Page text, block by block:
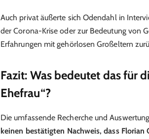
Auch privat äußerte sich Odendahl in
der Corona-Krise oder zur Bedeutung von
Erfahrungen mit gehörlosen Großeltern
Fazit: Was bedeutet das für
Ehefrau“?
Die umfassende Recherche und
keinen bestätigten Nachweis, dass